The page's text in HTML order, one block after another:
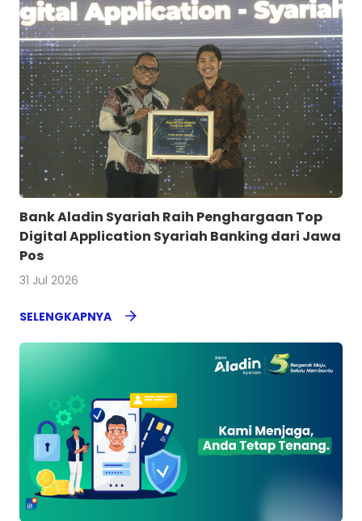
Bank Aladin Syariah Raih Penghargaan Top
Digital Application Syariah Banking dari Jawa
Pos
31 Jul 2026
SELENGKAPNYA